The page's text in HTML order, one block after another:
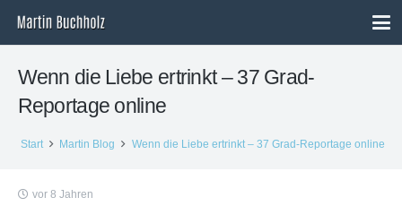
Wenn die Liebe ertrinkt – 37 Grad-
Reportage online
Start Martin Blog Wenn die Liebe ertrinkt – 37 Grad-Reportage online
vor 8 Jahren